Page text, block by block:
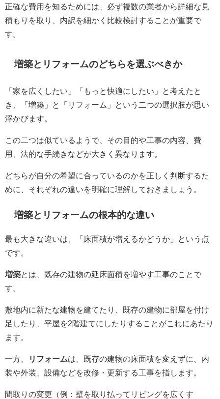
正確な費用を知るためには、必ず複数の業者から詳細な見
積もりを取り、内訳を細かく比較検討することが重要で
す。
増築とリフォームのどちらを選ぶべきか
「家を広くしたい」「もっと快適にしたい」と考えたと
き、「増築」と「リフォーム」という二つの選択肢が思い
浮かびます。
この二つは似ているようで、その目的や工事の内容、費
用、法的な手続きなどが大きく異なります。
どちらが自分の希望に合っているのかを正しく判断するた
めに、それぞれの違いを明確に理解しておきましょう。
増築とリフォームの根本的な違い
最も大きな違いは、「床面積が増えるかどうか」という点
です。
増築とは、既存の建物の延床面積を増やす工事のことで
す。
敷地内に新たな建物を建てたり、既存の建物に部屋を付け
足したり、平屋を2階建てにしたりすることがこれにあたり
ます。
一方、 リフォームは、既存の建物の床面積を変えずに、内
装や外装、設備などを改修・更新する工事を指します。
間取りの変更（例：壁を取り払ってリビングを広くす